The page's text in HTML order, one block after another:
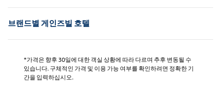
브랜드별 게인즈빌 호텔
*가격은 향후 30일에 대한 객실 상황에 따라 다르며 추후 변동될 수
있습니다. 구체적인 가격 및 이용 가능 여부를 확인하려면 정확한 기
간을 입력하십시오.